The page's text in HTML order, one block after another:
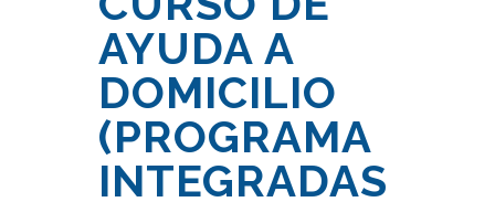
AYUDA A
DOMICILIO
(PROGRAMA
INTEGRADAS